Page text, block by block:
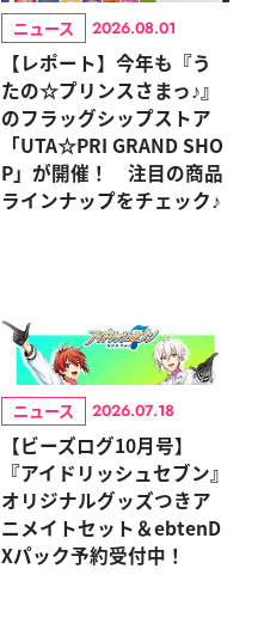
ニュース 2026.08.01
【レポート】今年も『う
たの☆プリンスさまっ♪』
のフラッグシップストア
「UTA☆PRI GRAND SHO
P」が開催！ 注目の商品
ラインナップをチェック♪
ニュース 2026.07.18
【ビーズログ10月号】
『アイドリッシュセブン』
オリジナルグッズつきア
ニメイトセット＆ebtenD
Xパック予約受付中！